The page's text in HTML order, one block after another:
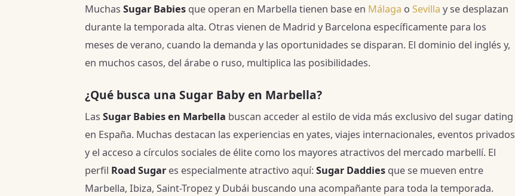
Muchas Sugar Babies que operan en Marbella tienen base en Málaga o Sevilla y se desplazan
durante la temporada alta. Otras vienen de Madrid y Barcelona específicamente para los
meses de verano, cuando la demanda y las oportunidades se disparan. El dominio del inglés y,
en muchos casos, del árabe o ruso, multiplica las posibilidades.
¿Qué busca una Sugar Baby en Marbella?
Las Sugar Babies en Marbella buscan acceder al estilo de vida más exclusivo del sugar dating
en España. Muchas destacan las experiencias en yates, viajes internacionales, eventos privados
y el acceso a círculos sociales de élite como los mayores atractivos del mercado marbellí. El
perfil Road Sugar es especialmente atractivo aquí: Sugar Daddies que se mueven entre
Marbella, Ibiza, Saint-Tropez y Dubái buscando una acompañante para toda la temporada.